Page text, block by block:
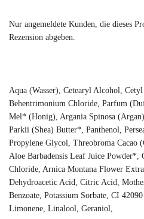
Nur angemeldete Kunden, die dieses
Rezension abgeben.
Aqua (Wasser), Cetearyl Alcohol,
Behentrimonium Chloride, Parfum
Mel* (Honig), Argania Spinosa
Parkii (Shea) Butter*, Panthenol,
Propylene Glycol, Threobroma Cacao
Aloe Barbadensis Leaf Juice
Chloride, Arnica Montana Flower
Dehydroacetic Acid, Citric Acid,
Benzoate, Potassium Sorbate, CI
Limonene, Linalool, Geraniol,